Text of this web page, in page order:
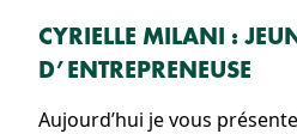
CYRIELLE MILANI :
D’ENTREPRENEUSE
Aujourd’hui je vous